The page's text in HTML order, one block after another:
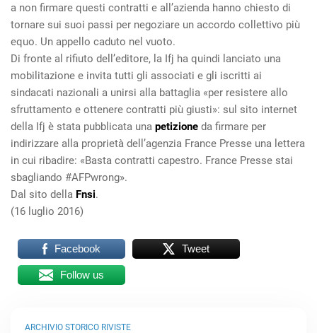
a non firmare questi contratti e all’azienda hanno chiesto di
tornare sui suoi passi per negoziare un accordo collettivo più
equo. Un appello caduto nel vuoto.
Di fronte al rifiuto dell’editore, la Ifj ha quindi lanciato una
mobilitazione e invita tutti gli associati e gli iscritti ai
sindacati nazionali a unirsi alla battaglia «per resistere allo
sfruttamento e ottenere contratti più giusti»: sul sito internet
della Ifj è stata pubblicata una petizione da firmare per
indirizzare alla proprietà dell’agenzia France Presse una lettera
in cui ribadire: «Basta contratti capestro. France Presse stai
sbagliando #AFPwrong».
Dal sito della Fnsi.
(16 luglio 2016)
Facebook Tweet
Follow us
ARCHIVIO STORICO RIVISTE